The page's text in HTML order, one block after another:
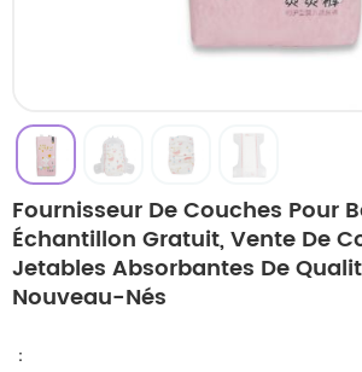
Fournisseur De Couches Pour
Échantillon Gratuit, Vente De
Jetables Absorbantes De
Nouveau-Nés
：